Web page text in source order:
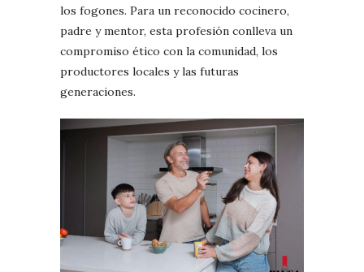
los fogones. Para un reconocido cocinero,
padre y mentor, esta profesión conlleva un
compromiso ético con la comunidad, los
productores locales y las futuras
generaciones.